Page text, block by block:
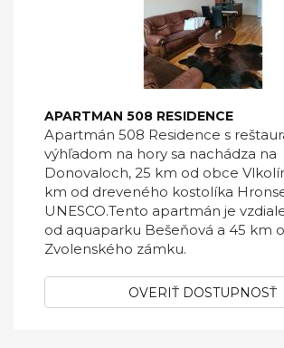
APARTMAN 508 RESIDENCE
Apartmán 508 Residence s
výhľadom na hory sa nachádza na
Donovaloch, 25 km od obce
km od dreveného kostolíka
UNESCO.Tento apartmán je
od aquaparku Bešeňová a 45 km
Zvolenského zámku.
OVERIŤ DOSTUPNOSŤ